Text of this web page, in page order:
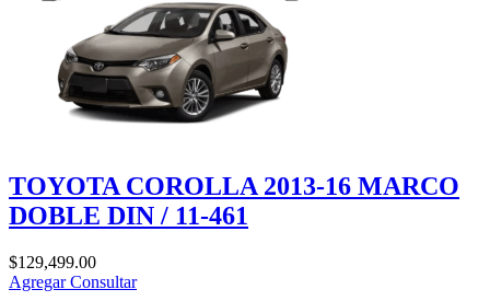
TOYOTA COROLLA 2013-16 MARCO
DOBLE DIN / 11-461
$129,499.00
AgregarConsultar